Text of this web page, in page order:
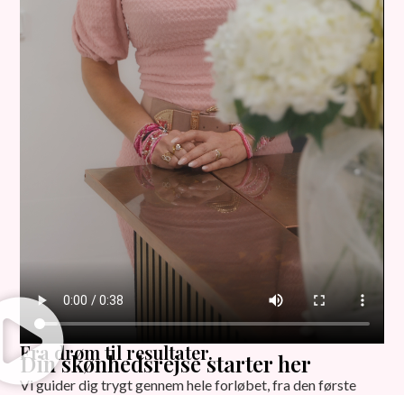
Fra drøm til resultater.
Din skønhedsrejse starter her
Vi guider dig trygt gennem hele forløbet, fra den første